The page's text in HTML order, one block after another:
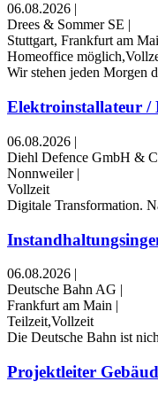
06.08.2026 |
Drees & Sommer SE |
Stuttgart, Frankfurt am
Homeoffice
Wir stehen jeden Morgen
Elektroinstallateur
06.08.2026 |
Diehl Defence GmbH &
Nonnweiler |
Vollzeit
Digitale Trans­formation.
06.08.2026 |
Deutsche Bahn AG |
Frankfurt am Main |
Teilzeit,Vollzeit
Die Deutsche Bahn ist
Projektleiter